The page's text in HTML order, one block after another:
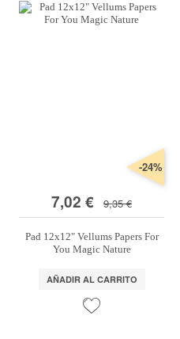
Top Ventas
Temática
CROCHET
Somos Kimidori
7,02 € 9,35 €
-24%
Pad 12x12" Vellums Papers For
You Magic Nature
AÑADIR AL CARRITO